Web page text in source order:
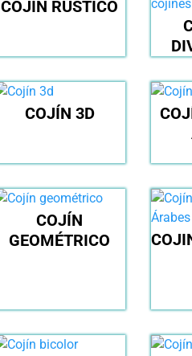
COJÍN RÚSTICO
COJÍN 3D
COJÍN
GEOMÉTRICO